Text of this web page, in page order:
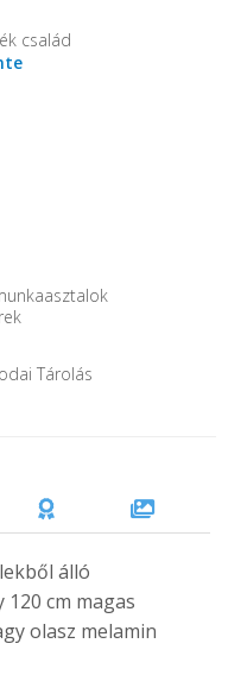
család
Tárolás
álló
cm magas
olasz melamin